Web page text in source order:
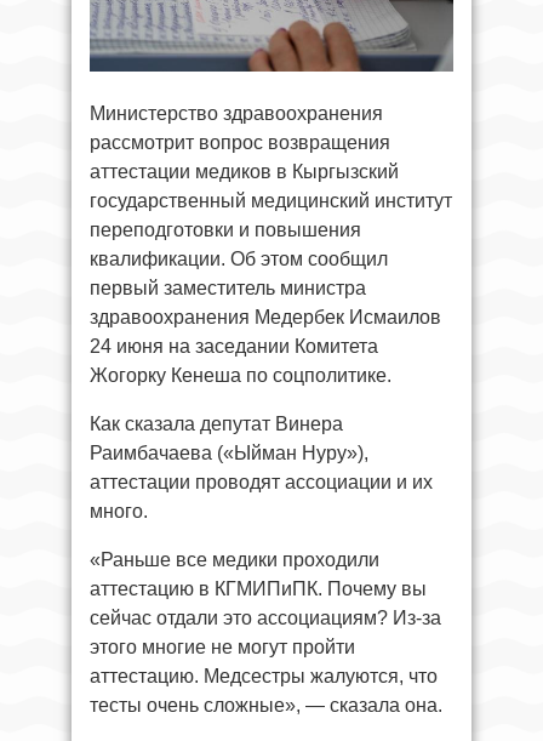
Министерство здравоохранения
рассмотрит вопрос возвращения
аттестации медиков в Кыргызский
государственный медицинский институт
переподготовки и повышения
квалификации. Об этом сообщил
первый заместитель министра
здравоохранения Медербек Исмаилов
24 июня на заседании Комитета
Жогорку Кенеша по соцполитике.
Как сказала депутат Винера
Раимбачаева («Ыйман Нуру»),
аттестации проводят ассоциации и их
много.
«Раньше все медики проходили
аттестацию в КГМИПиПК. Почему вы
сейчас отдали это ассоциациям? Из-за
этого многие не могут пройти
аттестацию. Медсестры жалуются, что
тесты очень сложные», — сказала она.